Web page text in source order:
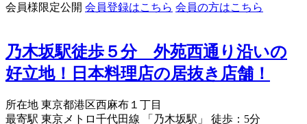
会員様限定公開 会員登録はこちら 会員の方はこちら
乃木坂駅徒歩５分 外苑西通り沿いの
好立地！日本料理店の居抜き店舗！
所在地 東京都港区西麻布１丁目
最寄駅 東京メトロ千代田線 「乃木坂駅」 徒歩：5分